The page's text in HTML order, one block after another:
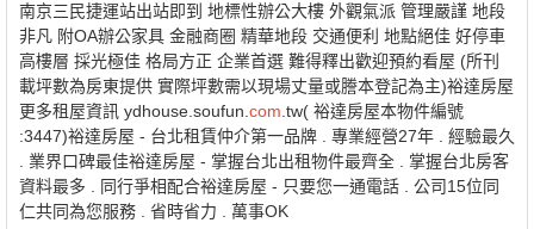
南京三民捷運站出站即到 地標性辦公大樓 外觀氣派 管理嚴謹 地段
非凡 附OA辦公家具 金融商圈 精華地段 交通便利 地點絕佳 好停車
高樓層 採光極佳 格局方正 企業首選 難得釋出歡迎預約看屋 (所刊
載坪數為房東提供 實際坪數需以現場丈量或謄本登記為主)裕達房屋
更多租屋資訊 ydhouse.soufun.com.tw( 裕達房屋本物件編號
:3447)裕達房屋 - 台北租賃仲介第一品牌 . 專業經營27年 . 經驗最久
. 業界口碑最佳裕達房屋 - 掌握台北出租物件最齊全 . 掌握台北房客
資料最多 . 同行爭相配合裕達房屋 - 只要您一通電話 . 公司15位同
仁共同為您服務 . 省時省力 . 萬事OK